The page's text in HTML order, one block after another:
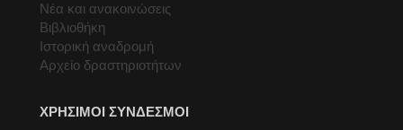
Νέα και ανακοινώσεις
Βιβλιοθήκη
Ιστορική αναδρομή
Αρχείο δραστηριοτήτων
ΧΡΗΣΙΜΟΙ ΣΥΝΔΕΣΜΟΙ